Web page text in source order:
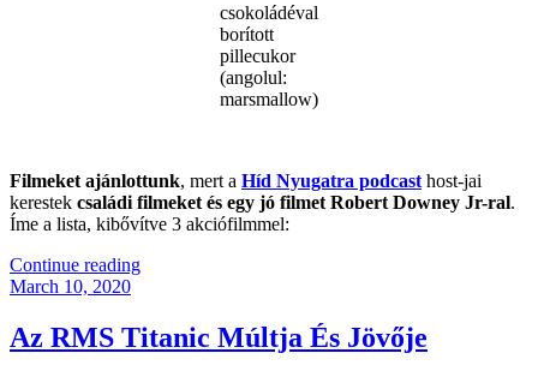
csokoládéval
borított
pillecukor
(angolul:
marsmallow)
Filmeket ajánlottunk, mert a Híd Nyugatra podcast host-jai
kerestek családi filmeket és egy jó filmet Robert Downey Jr-ral.
Íme a lista, kibővítve 3 akciófilmmel:
Continue reading“KB041
Migráncsok”
Posted
March 10, 2020
Az RMS Titanic Múltja És Jövője